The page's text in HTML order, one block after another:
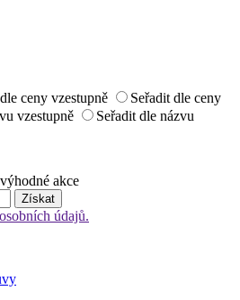
ceny vzestupně
Seřadit dle ceny
vzestupně
Seřadit dle názvu
akce
údajů.